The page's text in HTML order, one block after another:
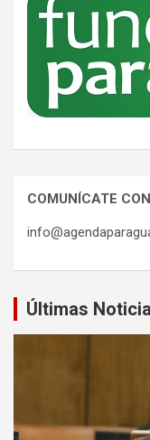
COMUNÍCATE
Últimas